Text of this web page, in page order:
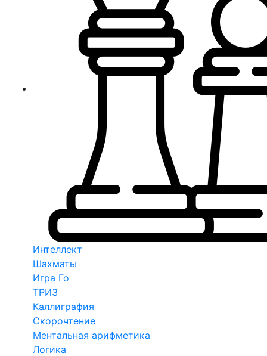
Интеллект
Шахматы
Игра Го
ТРИЗ
Каллиграфия
Скорочтение
Ментальная арифметика
Логика